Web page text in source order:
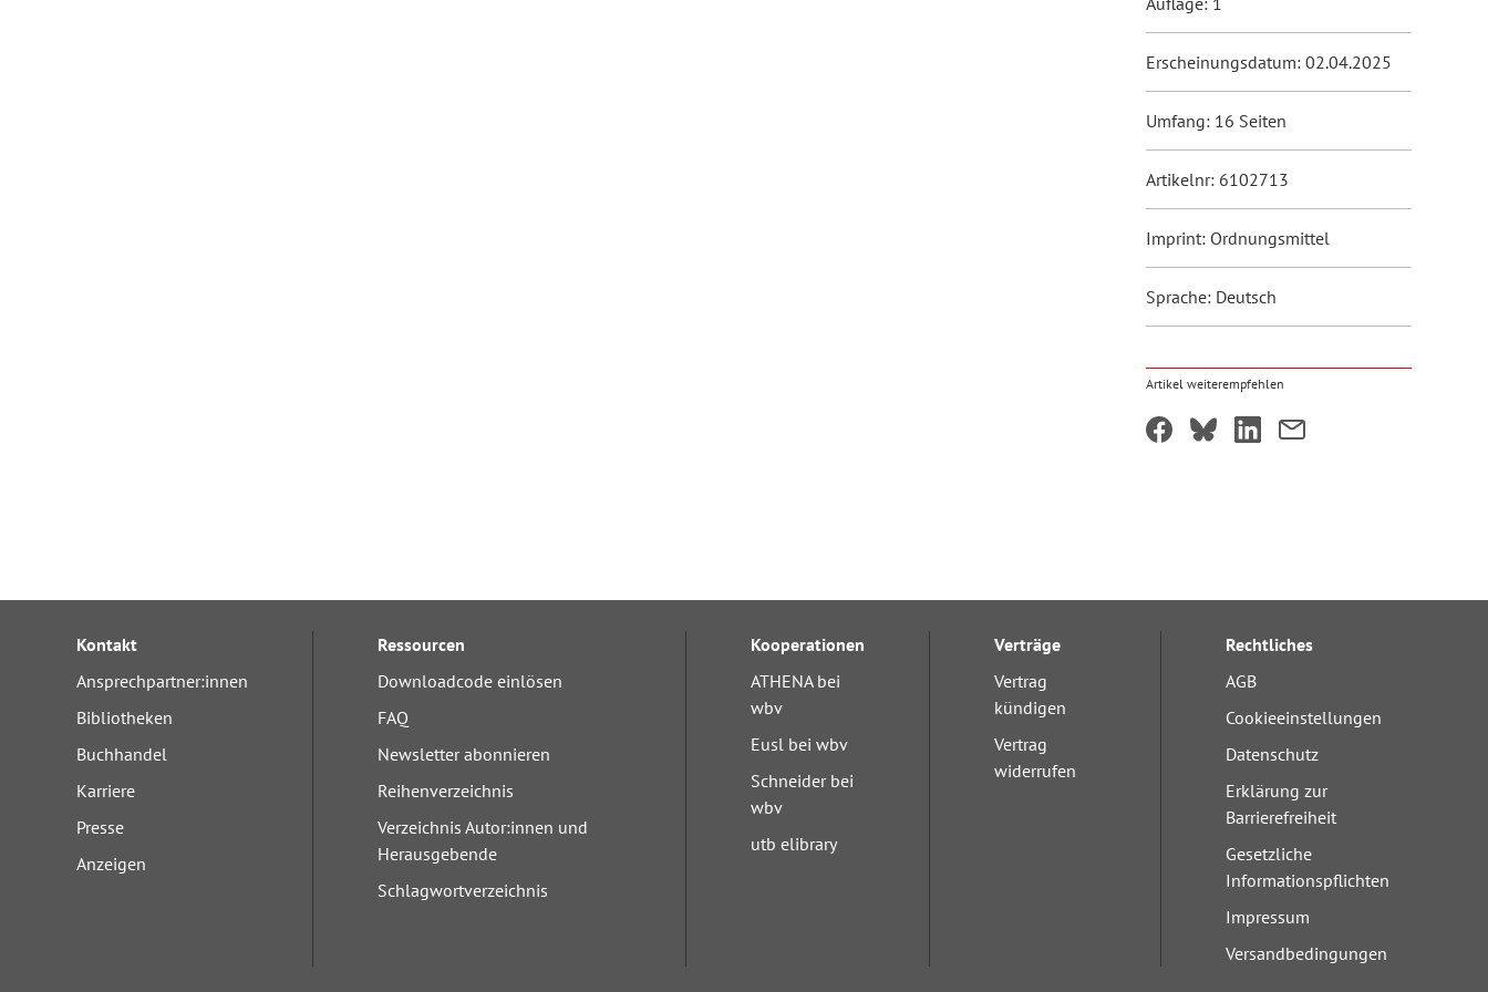
Erscheinungsdatum: 02.04.2025
Umfang: 16 Seiten
Artikelnr: 6102713
Imprint: Ordnungsmittel
Sprache: Deutsch
Artikel weiterempfehlen
Kontakt
Ansprechpartner:innen
Bibliotheken
Buchhandel
Karriere
Presse
Anzeigen
Ressourcen
Downloadcode einlösen
FAQ
Newsletter abonnieren
Reihenverzeichnis
Verzeichnis Autor:innen und
Herausgebende
Schlagwortverzeichnis
Kooperationen
ATHENA bei
wbv
Eusl bei wbv
Schneider bei
wbv
utb elibrary
Verträge
Vertrag
kündigen
Vertrag
widerrufen
Rechtliches
AGB
Cookieeinstellungen
Datenschutz
Erklärung zur
Barrierefreiheit
Gesetzliche
Informationspflichten
Impressum
Versandbedingungen